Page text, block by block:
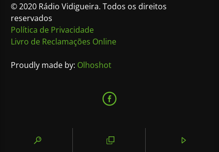
© 2020 Rádio Vidigueira. Todos os direitos
reservados
Política de Privacidade
Livro de Reclamações Online
Proudly made by: Olhoshot